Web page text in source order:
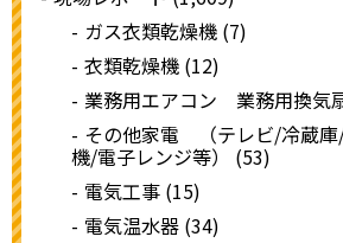
ガス衣類乾燥機 (7)
衣類乾燥機 (12)
業務用エアコン 業務用換気
その他家電 （テレビ/冷蔵
機/電子レンジ等） (53)
電気工事 (15)
電気温水器 (34)